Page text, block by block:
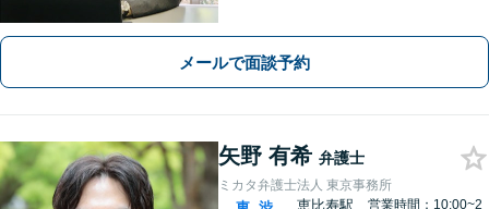
イン相談可】＊事前メール・予約をお
メールで面談予約
矢野 有希 弁護士
ミカタ弁護士法人 東京事務所
恵比寿駅
営業時間：10:00~2